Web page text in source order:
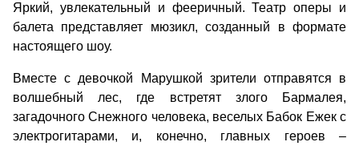
Яркий, увлекательный и фееричный. Театр оперы и
балета представляет мюзикл, созданный в формате
настоящего шоу.
Вместе с девочкой Марушкой зрители отправятся в
волшебный лес, где встретят злого Бармалея,
загадочного Снежного человека, веселых Бабок Ежек с
электрогитарами, и, конечно, главных героев –